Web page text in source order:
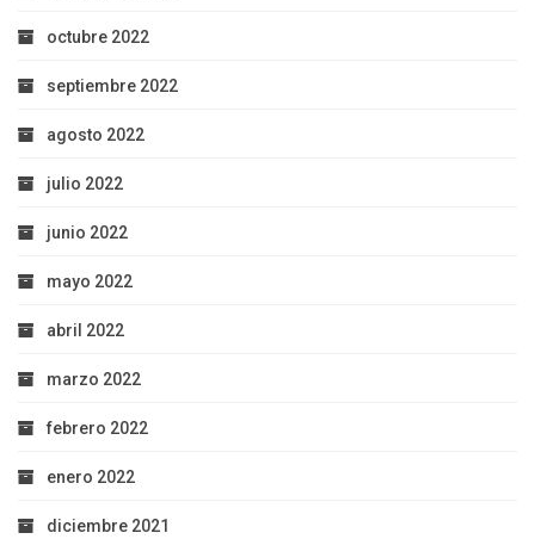
octubre 2022
septiembre 2022
agosto 2022
julio 2022
junio 2022
mayo 2022
abril 2022
marzo 2022
febrero 2022
enero 2022
diciembre 2021